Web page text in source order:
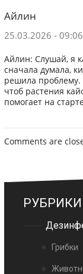
Айлин
25.03.2026 - 09:06
Айлин: Слушай, я
сначала думала,
решила
чтоб растения
помогает на
Comments are
РУБРИКИ
Грибки